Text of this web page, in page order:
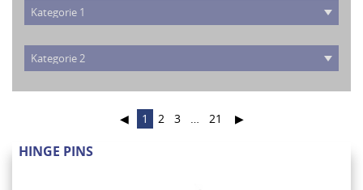
◀ 1 2 3 … 21 ▶
HINGE PINS